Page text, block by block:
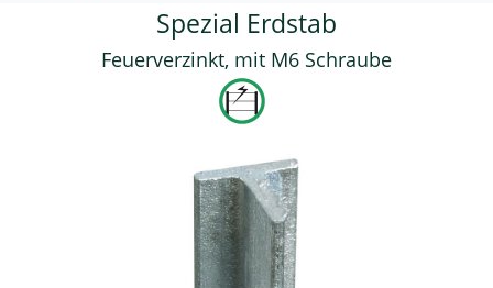
Spezial Erdstab
Feuerverzinkt, mit M6 Schraube